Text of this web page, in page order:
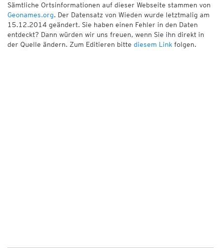
Sämtliche Ortsinformationen auf dieser Webseite stammen von
Geonames.org. Der Datensatz von Wieden wurde letztmalig am
15.12.2014 geändert. Sie haben einen Fehler in den Daten
entdeckt? Dann würden wir uns freuen, wenn Sie ihn direkt in
der Quelle ändern. Zum Editieren bitte diesem Link folgen.